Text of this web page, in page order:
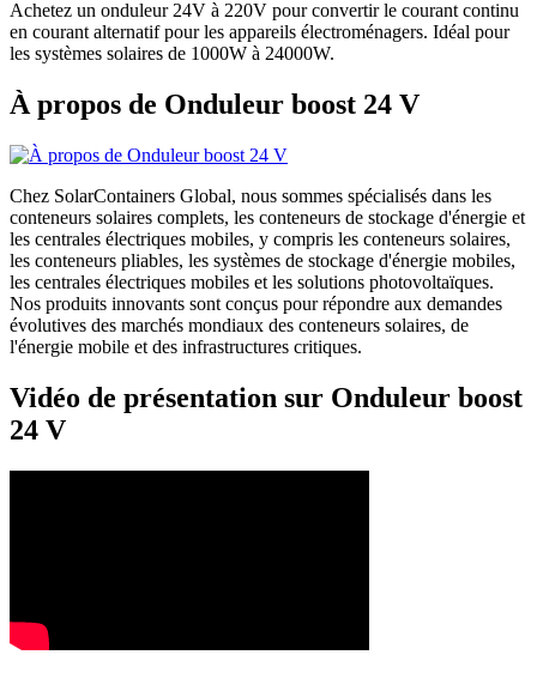
Achetez un onduleur 24V à 220V pour convertir le courant continu
en courant alternatif pour les appareils électroménagers. Idéal pour
les systèmes solaires de 1000W à 24000W.
À propos de Onduleur boost 24 V
Chez SolarContainers Global, nous sommes spécialisés dans les
conteneurs solaires complets, les conteneurs de stockage d'énergie et
les centrales électriques mobiles, y compris les conteneurs solaires,
les conteneurs pliables, les systèmes de stockage d'énergie mobiles,
les centrales électriques mobiles et les solutions photovoltaïques.
Nos produits innovants sont conçus pour répondre aux demandes
évolutives des marchés mondiaux des conteneurs solaires, de
l'énergie mobile et des infrastructures critiques.
Vidéo de présentation sur Onduleur boost
24 V